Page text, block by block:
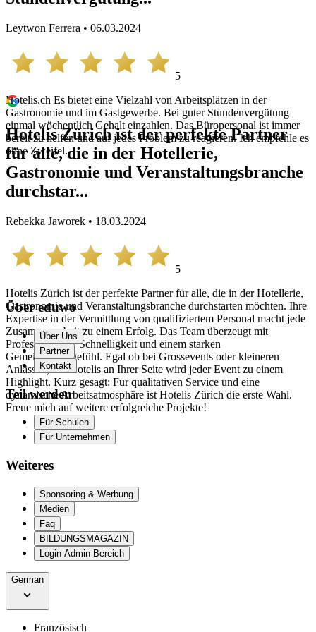
Leytwon Ferrera • 06.03.2024
5
Hotelis.ch Es bietet eine Vielzahl von Arbeitsplätzen in der
Gastronomie und im Gastgewerbe. Bei guter Stundenvergütung
einmal wöchentlich Gehalt einzahlen. Das Büropersonal ist immer
bereit zu helfen und auf jedes Problem zu reagieren. Ich empfehle es
ohne Zweifel.
Hotelis Zürich ist der perfekte Partner
für alle, die in der Hotellerie,
Gastronomie und Veranstaltungsbranche
durchstar...
Rebekka Jaworek • 18.03.2024
5
Hotelis Zürich ist der perfekte Partner für alle, die in der Hotellerie,
Gastronomie und Veranstaltungsbranche durchstarten möchten. Ihre
Expertise in der Vermittlung von qualifiziertem Personal macht jede
Zusammenarbeit zu einem Erfolg. Das Team überzeugt mit
Professionalität, Schnelligkeit und einem starken
Gemeinschaftsgefühl. Egal ob bei Grossevents oder kleineren
Anlässen, mit Hotelis an Ihrer Seite wird jeder Event zu einem
Highlight. Kurz gesagt: Für qualitativen Service und eine
dynamische Arbeitsatmosphäre ist Hotelis Zürich die erste Wahl.
Freue mich auf weitere erfolgreiche Projekte!
Über eduwo
Über Uns
Partner
Kontakt
Teil werden
Für Schulen
Für Unternehmen
Weiteres
Sponsoring & Werbung
Medien
Faq
BILDUNGSMAGAZIN
Login Admin Bereich
German
Französisch